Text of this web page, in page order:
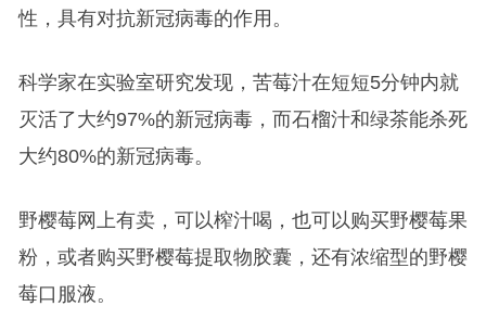
性，具有对抗新冠病毒的作用。
科学家在实验室研究发现，苦莓汁在短短5分钟内就
灭活了大约97%的新冠病毒，而石榴汁和绿茶能杀死
大约80%的新冠病毒。
野樱莓网上有卖，可以榨汁喝，也可以购买野樱莓果
粉，或者购买野樱莓提取物胶囊，还有浓缩型的野樱
莓口服液。